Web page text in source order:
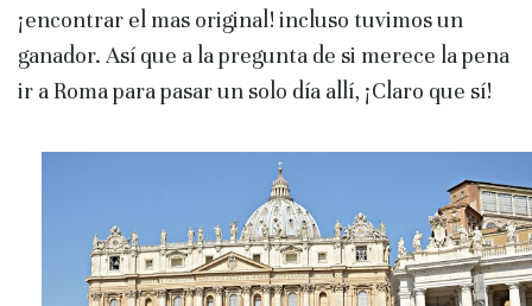
¡encontrar el mas original! incluso tuvimos un
ganador. Así que a la pregunta de si merece la pena
ir a Roma para pasar un solo día allí, ¡Claro que sí!